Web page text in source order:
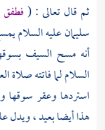
ثم قال تعالى : (
سليمانعليه السلام
أنه مسح السيف
السلام لما فاتته صلاة
استردها وعقر سوقها
هذا أيضا بعيد ، ويدل